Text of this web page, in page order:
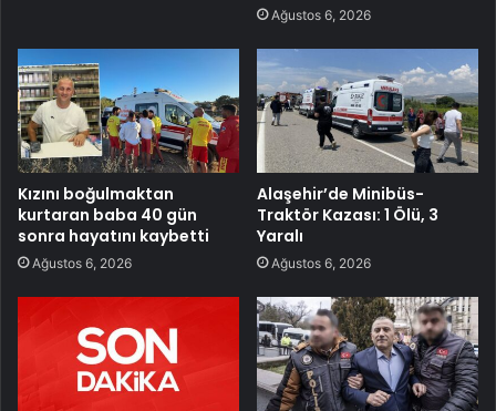
Ağustos 6, 2026
Kızını boğulmaktan
kurtaran baba 40 gün
sonra hayatını kaybetti
Ağustos 6, 2026
Alaşehir’de Minibüs-
Traktör Kazası: 1 Ölü, 3
Yaralı
Ağustos 6, 2026